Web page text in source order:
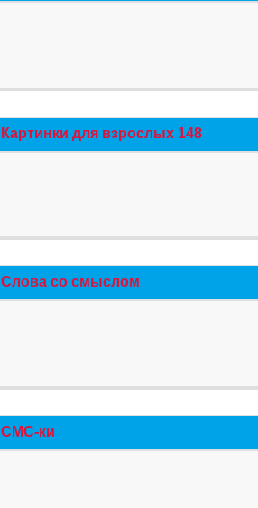
Картинки для взрослых 148
Слова со смыслом
СМС-ки